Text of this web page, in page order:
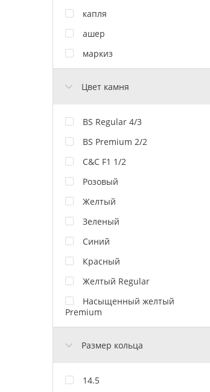
капля
ашер
маркиз
Цвет камня
BS Regular 4/3
BS Premium 2/2
C&C F1 1/2
Розовый
Желтый
Зеленый
Синий
Красный
Желтый Regular
Насыщенный желтый
Premium
Размер кольца
14.5